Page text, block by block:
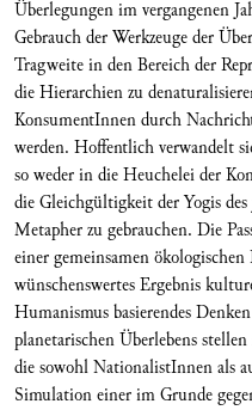
Überlegungen im vergangenen
Gebrauch der Werkzeuge der
Tragweite in den Bereich der
die Hierarchien zu
KonsumentInnen durch
werden. Hoffentlich verwandelt
so weder in die Heuchelei der
die Gleichgültigkeit der Yogis
Metapher zu gebrauchen. Die
einer gemeinsamen
wünschenswertes Ergebnis
Humanismus basierendes
planetarischen Überlebens
die sowohl NationalistInnen als
Simulation einer im Grunde